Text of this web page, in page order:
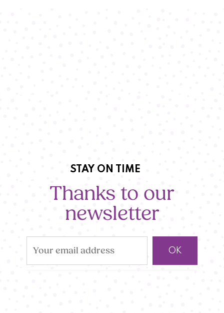
STAY ON TIME
Thanks to our
newsletter